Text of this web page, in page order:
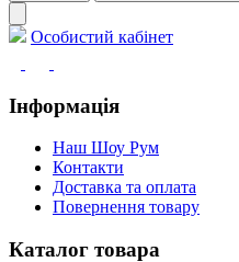
Особистий кабінет
Інформація
Наш Шоу Рум
Контакти
Доставка та оплата
Повернення товару
Каталог товара